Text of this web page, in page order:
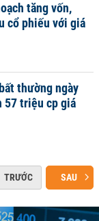
tăng vốn,
cổ phiếu với giá
thường ngày
57 triệu cp giá
TRƯỚC SAU